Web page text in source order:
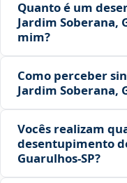
Quanto é um
Jardim Soberana,
mim?
Como perceber
Jardim Soberana,
Vocês realizam
desentupimento
Guarulhos‑SP?